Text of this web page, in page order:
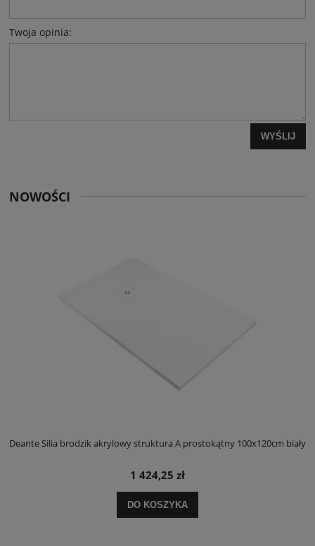
Twoja opinia:
WYŚLIJ
NOWOŚCI
Deante Silia brodzik akrylowy struktura A prostokątny 100x120cm biały
1 424,25 zł
DO KOSZYKA